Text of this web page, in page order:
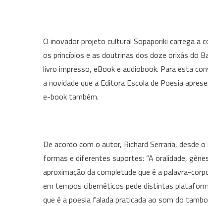
O inovador projeto cultural Sopaporiki carrega a
os princípios e as doutrinas dos doze orixás do
livro impresso, eBook e audiobook. Para esta
a novidade que a Editora Escola de Poesia
e-book também.
De acordo com o autor, Richard Serraria, desde
formas e diferentes suportes: “A oralidade,
aproximação da completude que é a palavra-
em tempos cibernéticos pede distintas
que é a poesia falada praticada ao som do